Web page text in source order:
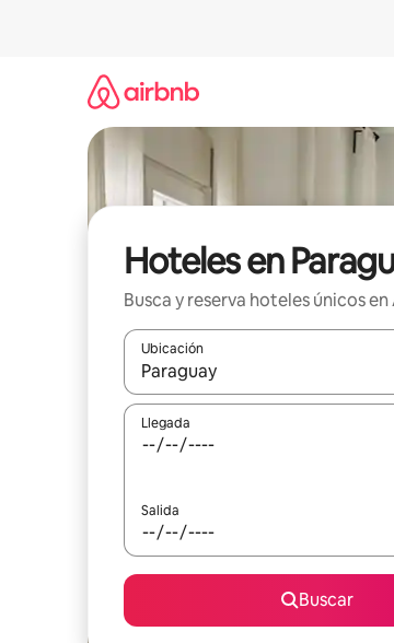
Hoteles en
Busca y reserva hoteles únicos
Ubicación
Cuando los resultados estén
Llegada
Salida
Buscar